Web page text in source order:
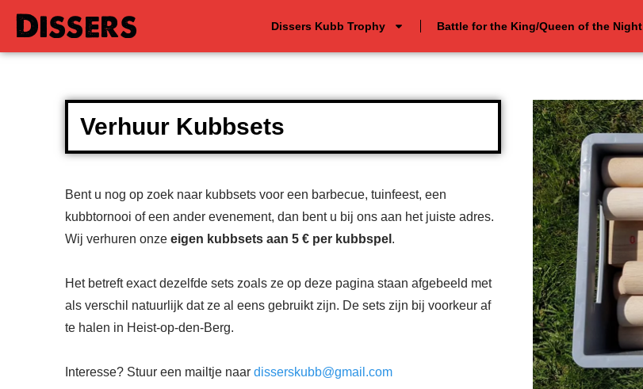
Dissers Dissers Kubb Trophy Battle for the King/Queen of the Night
Verhuur Kubbsets
Bent u nog op zoek naar kubbsets voor een barbecue, tuinfeest, een
kubbtornooi of een ander evenement, dan bent u bij ons aan het juiste adres.
Wij verhuren onze eigen kubbsets aan 5 € per kubbspel .
Het betreft exact dezelfde sets zoals ze op deze pagina staan afgebeeld met
als verschil natuurlijk dat ze al eens gebruikt zijn. De sets zijn bij voorkeur af
te halen in Heist-op-den-Berg.
Interesse? Stuur een mailtje naar disserskubb@gmail.com